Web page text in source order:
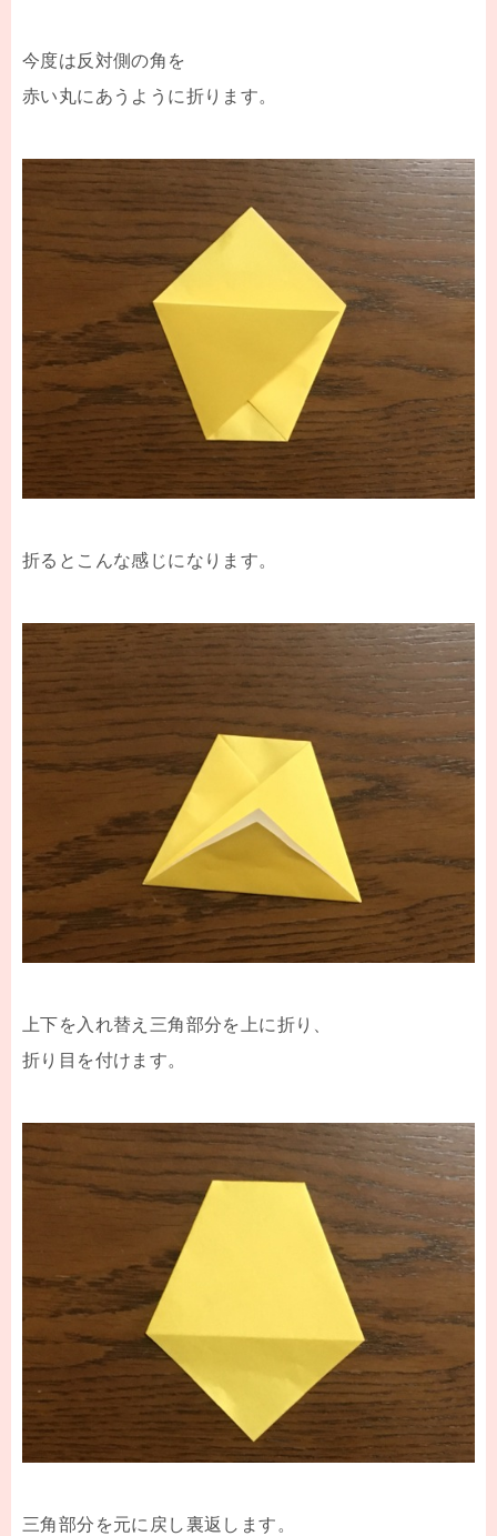
今度は反対側の角を
赤い丸にあうように折ります。
折るとこんな感じになります。
上下を入れ替え三角部分を上に折り、
折り目を付けます。
三角部分を元に戻し裏返します。